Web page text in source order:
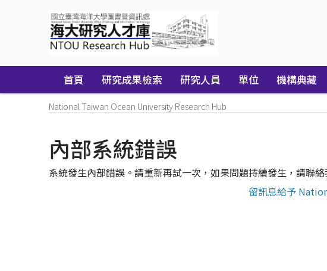
首頁 研究成果檢索 研究人員 單位 機構典藏
National Taiwan Ocean University Research Hub
內部系統錯誤
系統發生內部錯誤。請重新再試一次，如果問題持續發生，請聯
留訊息給予